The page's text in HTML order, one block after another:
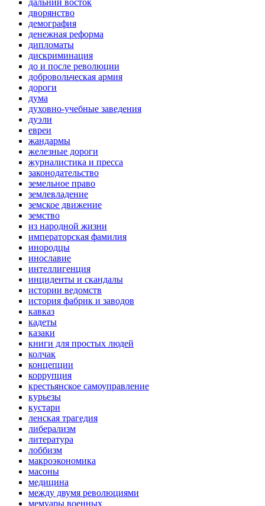
дальний восток
дворянство
демография
денежная реформа
дипломаты
дискриминация
до и после революции
добровольческая армия
дороги
дума
духовно-учебные заведения
дуэли
евреи
жандармы
железные дороги
журналистика и пресса
законодательство
земельное право
землевладение
земское движение
земство
из народной жизни
императорская фамилия
инородцы
инославие
интеллигенция
инциденты и скандалы
истории ведомств
история фабрик и заводов
кавказ
кадеты
казаки
книги для простых людей
колчак
концепции
коррупция
крестьянское самоуправление
курьезы
кустари
ленская трагедия
либерализм
литература
лоббизм
макроэкономика
масоны
медицина
между двумя революциями
мемуары военных